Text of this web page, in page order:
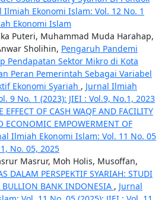
Ilmiah Ekonomi Islam: Vol. 12 No. 1
Ekonomi Islam
Puteri, Muhammad Muda Harahap,
Sholihin, Pengaruh Pandemi
Pendapatan Sektor Mikro di Kota
Peran Pemerintah Sebagai Variabel
Ekonomi Syariah , Jurnal Ilmiah
9 No. 1 (2023): JIEI : Vol.9, No.1, 2023
EFFECT OF CASH WAQF AND FACILITY
ECONOMIC EMPOWERMENT OF
Ilmiah Ekonomi Islam: Vol. 11 No. 05
No. 05, 2025
Masrur, Moh Holis, Musoffan,
DALAM PERSPEKTIF SYARIAH: STUDI
BULLION BANK INDONESIA , Jurnal